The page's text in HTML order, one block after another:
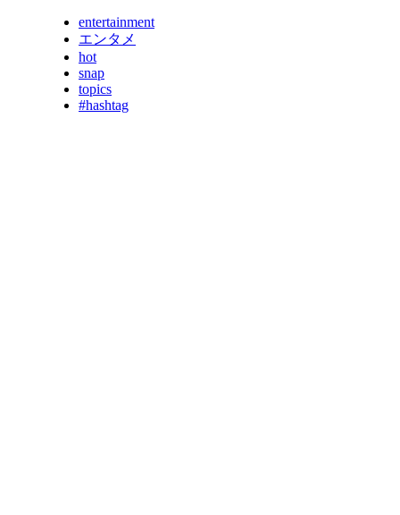
entertainment
エンタメ
hot
snap
topics
#hashtag